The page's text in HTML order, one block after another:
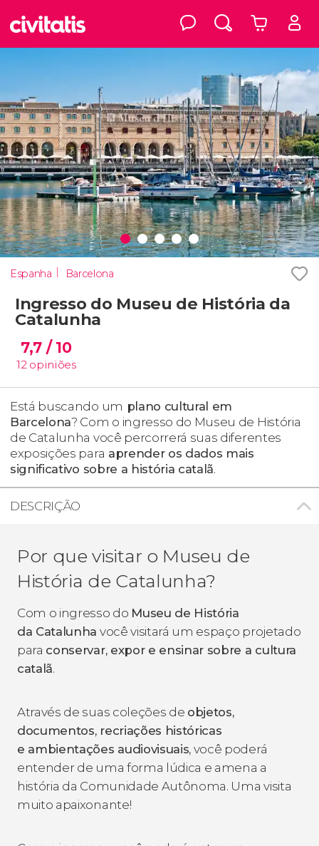
Espanha Barcelona
Ingresso do Museu de História da
Catalunha
7,7 / 10
12 opiniões
Está buscando um plano cultural em
Barcelona? Com o ingresso do Museu de História
de Catalunha você percorrerá suas diferentes
exposições para aprender os dados mais
significativo sobre a história catalã.
DESCRIÇÃO
Por que visitar o Museu de
História de Catalunha?
Com o ingresso do Museu de História
da Catalunha você visitará um espaço projetado
para conservar, expor e ensinar sobre a cultura
catalã.
Através de suas coleções de objetos,
documentos, recriações históricas
e ambientações audiovisuais, você poderá
entender de uma forma lúdica e amena a
história da Comunidade Autônoma. Uma visita
muito apaixonante!